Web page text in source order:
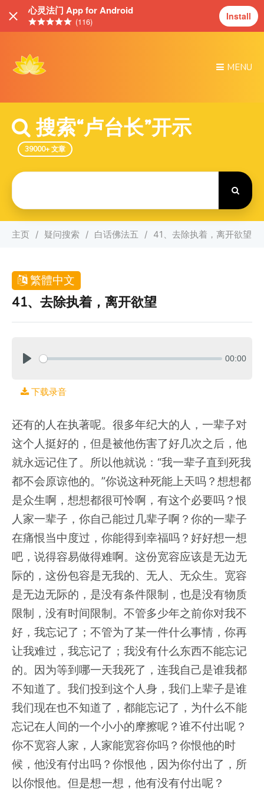
心灵法门 App for Android
(116) Install
MENU
搜索“卢台长”开示
39000+ 文章
主页 疑问搜索 白话佛法五 41、去除执着，离开欲望
繁體中文
41、去除执着，离开欲望
00:00
下载录音
还有的人在执著呢。很多年纪大的人，一辈子对
这个人挺好的，但是被他伤害了好几次之后，他
就永远记住了。所以他就说：“我一辈子直到死我
都不会原谅他的。”你说这种死能上天吗？想想都
是众生啊，想想都很可怜啊，有这个必要吗？恨
人家一辈子，你自己能过几辈子啊？你的一辈子
在痛恨当中度过，你能得到幸福吗？好好想一想
吧，说得容易做得难啊。这份宽容应该是无边无
际的，这份包容是无我的、无人、无众生。宽容
是无边无际的，是没有条件限制，也是没有物质
限制，没有时间限制。不管多少年之前你对我不
好，我忘记了；不管为了某一件什么事情，你再
让我难过，我忘记了；我没有什么东西不能忘记
的。因为等到哪一天我死了，连我自己是谁我都
不知道了。我们投到这个人身，我们上辈子是谁
我们现在也不知道了，都能忘记了，为什么不能
忘记在人间的一个小小的摩擦呢？谁不付出呢？
你不宽容人家，人家能宽容你吗？你恨他的时
候，他没有付出吗？你恨他，因为你付出了，所
以你恨他。但是想一想，他有没有付出呢？